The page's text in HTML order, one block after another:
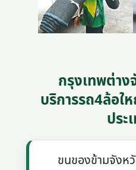
กรุงเทพต่าง
บริการรถ4ล้อใ
ประ
ขนของข้ามจังหวั